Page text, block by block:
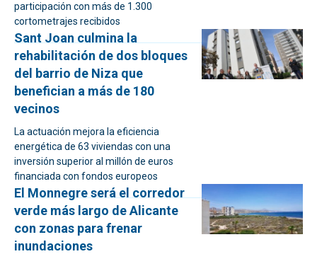
participación con más de 1.300
cortometrajes recibidos
Sant Joan culmina la
rehabilitación de dos bloques
del barrio de Niza que
benefician a más de 180
vecinos
La actuación mejora la eficiencia
energética de 63 viviendas con una
inversión superior al millón de euros
financiada con fondos europeos
El Monnegre será el corredor
verde más largo de Alicante
con zonas para frenar
inundaciones